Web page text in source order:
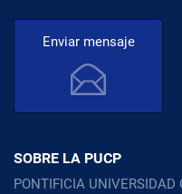
Enviar mensaje
SOBRE LA PUCP
PONTIFICIA UNIVERSIDAD